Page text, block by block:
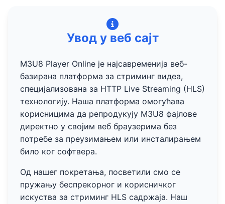
Увод у веб сајт
M3U8 Player Online је најсавременија веб-
базирана платформа за стриминг видеа,
специјализована за HTTP Live Streaming (HLS)
технологију. Наша платформа омогућава
корисницима да репродукују M3U8 фајлове
директно у својим веб браузерима без
потребе за преузимањем или инсталирањем
било ког софтвера.
Од нашег покретања, посветили смо се
пружању беспрекорног и корисничког
искуства за стриминг HLS садржаја. Наш